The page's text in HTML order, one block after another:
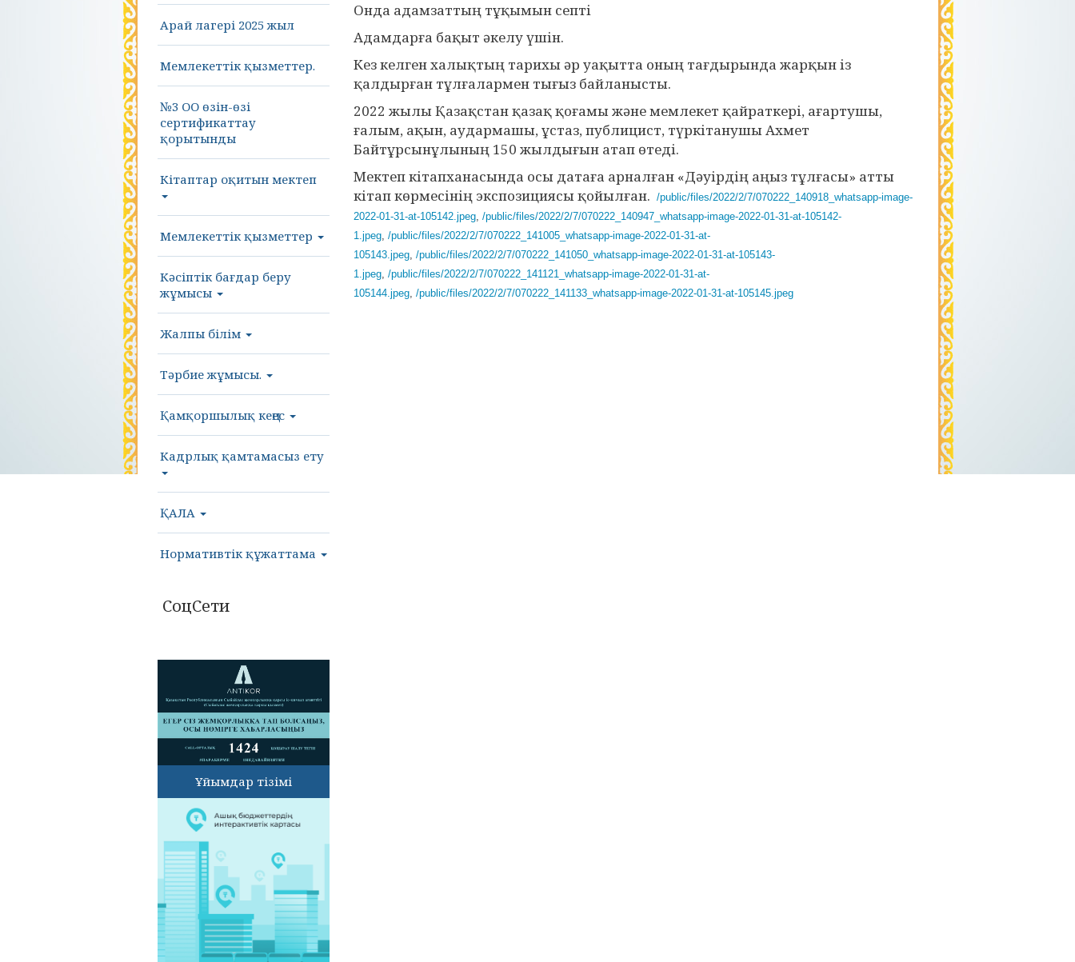
Арай лагері 2025 жыл
Мемлекеттік қызметтер.
№3 ОО өзін-өзі
сертификаттау
қорытынды
Кітаптар оқитын мектеп
Мемлекеттік қызметтер
Кәсіптік бағдар беру
жұмысы
Жалпы білім
Тәрбие жұмысы.
Қамқоршылық кеңес
Кадрлық қамтамасыз ету
ҚАЛА
Нормативтік құжаттама
СоцСети
Ұйымдар тізімі
Онда адамзаттың тұқымын септі
Адамдарға бақыт әкелу үшін.
Кез келген халықтың тарихы әр уақытта оның тағдырында жарқын із
қалдырған тұлғалармен тығыз байланысты.
2022 жылы Қазақстан қазақ қоғамы және мемлекет қайраткері, ағартушы,
ғалым, ақын, аудармашы, ұстаз, публицист, түркітанушы Ахмет
Байтұрсынұлының 150 жылдығын атап өтеді.
Мектеп кітапханасында осы датаға арналған «Дәуірдің аңыз тұлғасы» атты
кітап көрмесінің экспозициясы қойылған. /public/files/2022/2/7/070222_140918_whatsapp-image-
2022-01-31-at-105142.jpeg, /public/files/2022/2/7/070222_140947_whatsapp-image-2022-01-31-at-105142-
1.jpeg, /public/files/2022/2/7/070222_141005_whatsapp-image-2022-01-31-at-
105143.jpeg, /public/files/2022/2/7/070222_141050_whatsapp-image-2022-01-31-at-105143-
1.jpeg, /public/files/2022/2/7/070222_141121_whatsapp-image-2022-01-31-at-
105144.jpeg, /public/files/2022/2/7/070222_141133_whatsapp-image-2022-01-31-at-105145.jpeg